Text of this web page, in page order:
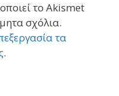
το Akismet
σχόλια.
τα
.